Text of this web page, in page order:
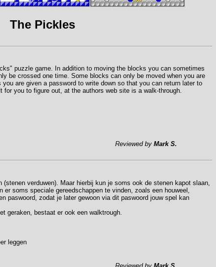
The Pickles
puzzle game. In addition to moving the blocks you can sometimes
be crossed one time. Some blocks can only be moved when you are
are given a password to write down so that you can return later to
you to figure out, at the authors web site is a walk-through.
Reviewed by Mark S.
verduwen). Maar hierbij kun je soms ook de stenen kapot slaan,
soms speciale gereedschappen te vinden, zoals een houweel,
paswoord, zodat je later gewoon via dit paswoord jouw spel kan
geraken, bestaat er ook een walktrough.
leggen